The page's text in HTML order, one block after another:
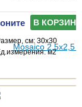
В КОРЗИНУ
см: 30x30
м2